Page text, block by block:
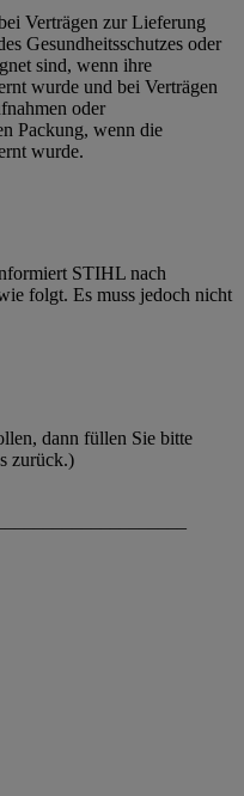
Verträgen zur Lieferung
Gesundheitsschutzes oder
sind, wenn ihre
wurde und bei Verträgen
oder
Packung, wenn die
wurde.
STIHL nach
folgt. Es muss jedoch nicht
dann füllen Sie bitte
zurück.)